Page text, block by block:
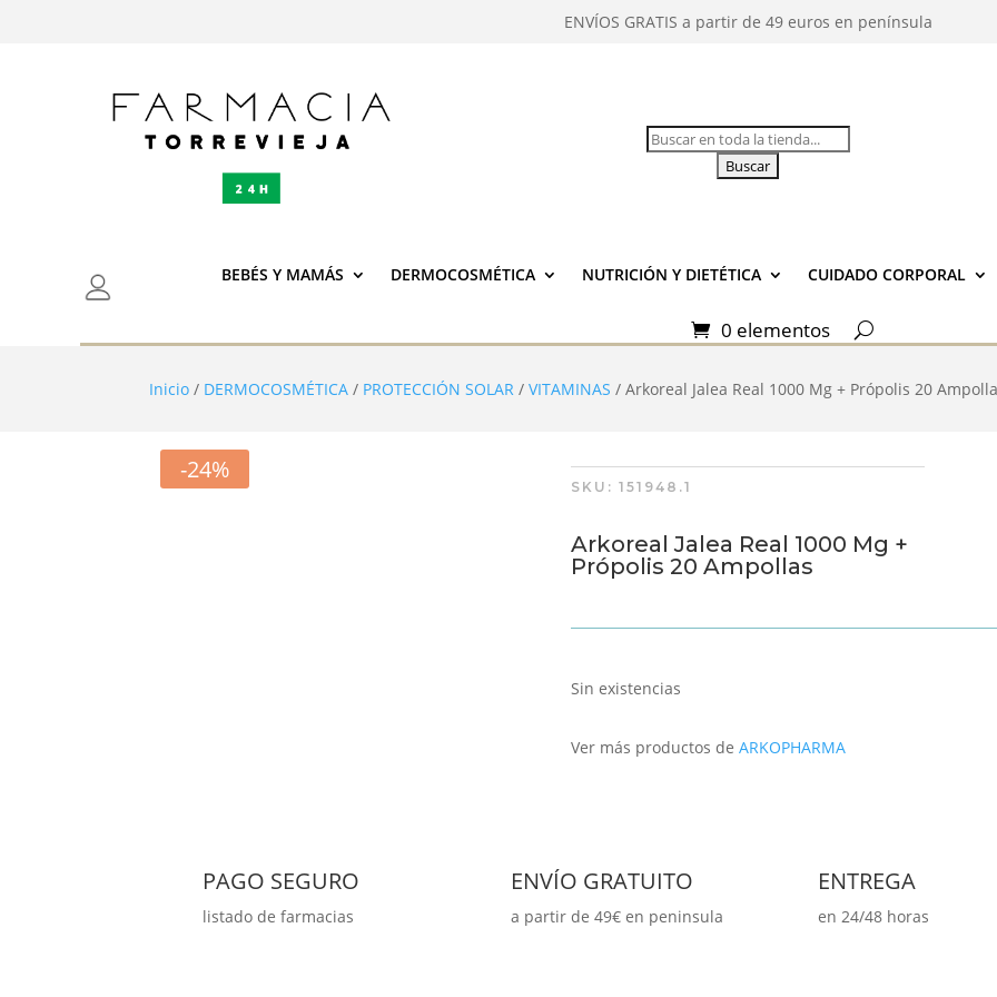
ENVÍOS GRATIS a partir de 49 euros en península
Buscar:
BEBÉS Y MAMÁS DERMOCOSMÉTICA NUTRICIÓN Y DIETÉTICA CUIDADO CORPORAL
0 elementos
Inicio / DERMOCOSMÉTICA / PROTECCIÓN SOLAR /VITAMINAS / Arkoreal Jalea Real 1000 Mg + Própolis 20
-24%
SKU: 151948.1
Arkoreal Jalea Real 1000 Mg +
Própolis 20 Ampollas
Sin existencias
Ver más productos de ARKOPHARMA
PAGO SEGURO
listado de farmacias
ENVÍO GRATUITO
a partir de 49€ en peninsula
ENTREGA
en 24/48 horas